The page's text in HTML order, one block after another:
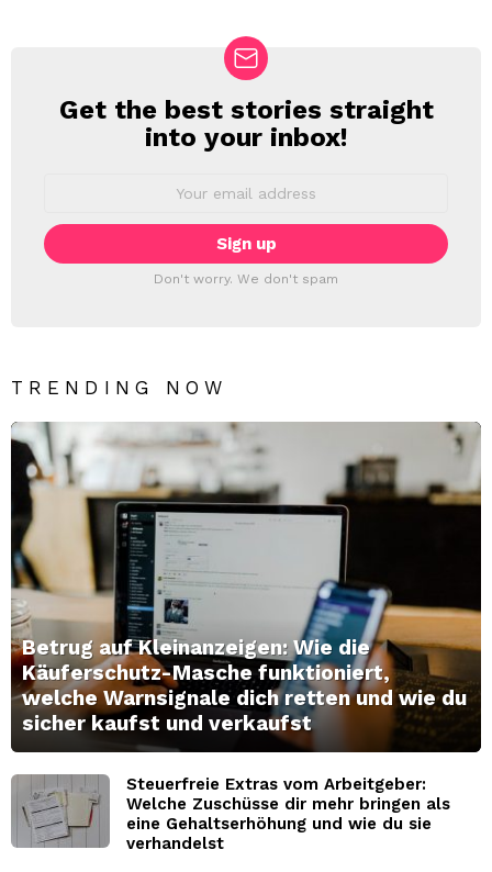
NEWSLETTER
Get the best stories straight
into your inbox!
Don't worry. We don't spam
TRENDING NOW
Betrug auf Kleinanzeigen: Wie die
Käuferschutz-Masche funktioniert,
welche Warnsignale dich retten und wie du
sicher kaufst und verkaufst
Steuerfreie Extras vom Arbeitgeber:
Welche Zuschüsse dir mehr bringen als
eine Gehaltserhöhung und wie du sie
verhandelst